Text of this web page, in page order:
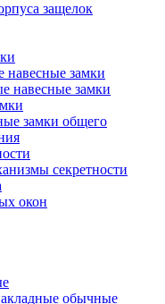
защелок
навесные замки
навесные замки
замки общего
секретности
окон
обычные